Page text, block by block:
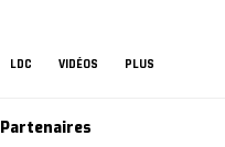
LDC VIDÉOS PLUS
Partenaires